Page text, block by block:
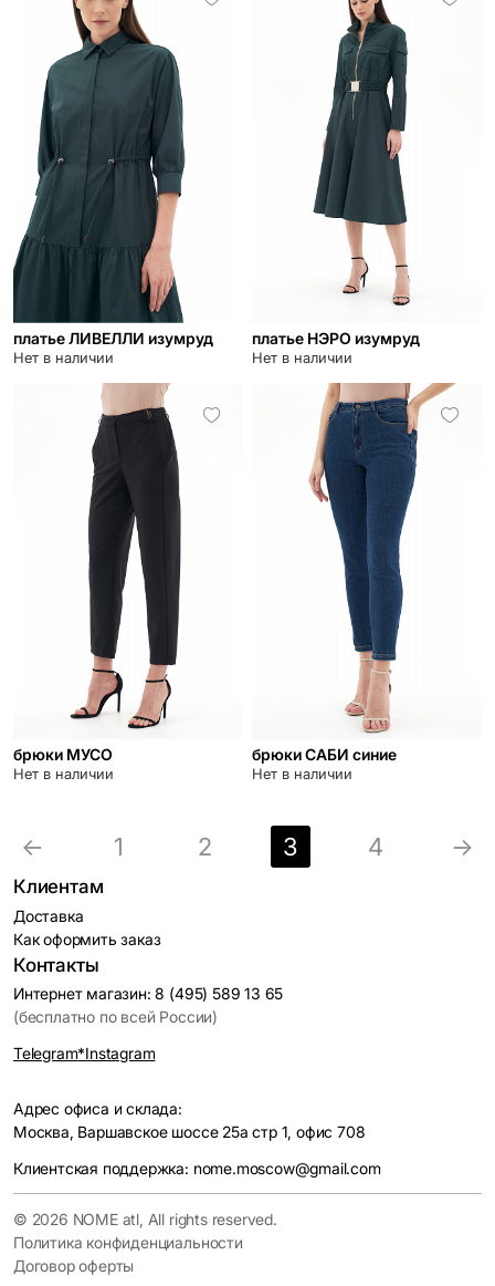
платье ЛИВЕЛЛИ изумруд
Нет в наличии
платье НЭРО изумруд
Нет в наличии
брюки МУСО
Нет в наличии
брюки САБИ синие
Нет в наличии
← 1 2 3 4 →
Клиентам
Доставка
Как оформить заказ
Контакты
Интернет магазин: 8 (495) 589 13 65
(бесплатно по всей России)
Telegram*Instagram
Адрес офиса и склада:
Москва, Варшавское шоссе 25а стр 1, офис 708
Клиентская поддержка: nome.moscow@gmail.com
© 2026 NOME atl, All rights reserved.
Политика конфиденциальности
Договор оферты